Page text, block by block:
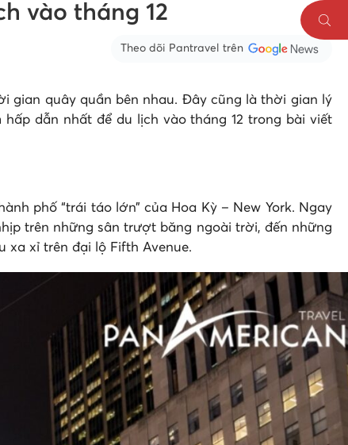
vào tháng 12
Theo dõi Pantravel trên
gian quây quần bên nhau. Đây cũng là thời gian lý
dẫn nhất để du lịch vào tháng 12 trong bài viết
phố “trái táo lớn” của Hoa Kỳ – New York. Ngay
trên những sân trượt băng ngoài trời, đến những
xa xỉ trên đại lộ Fifth Avenue.